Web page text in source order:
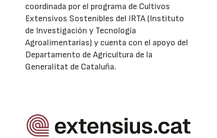
coordinada por el programa de Cultivos
Extensivos Sostenibles del IRTA (Instituto
de Investigación y Tecnología
Agroalimentarias) y cuenta con el apoyo del
Departamento de Agricultura de la
Generalitat de Cataluña.